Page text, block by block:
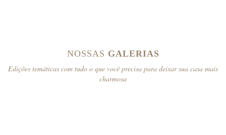
NOSSAS GALERIAS
Edições temáticas com tudo o que você precisa para deixar sua casa mais
charmosa